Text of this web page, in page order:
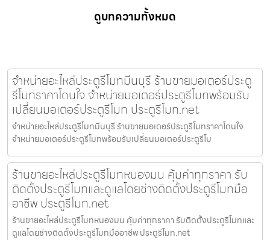
ดูบทความทั้งหมด
จำหน่ายอะไหล่ประตูรีโมทมีนบุรี ร้านขายมอเตอร์ประตู
รีโมทราคาโดนใจ จำหน่ายมอเตอร์ประตูรีโมทพร้อมรับ
เปลี่ยนมอเตอร์ประตูรีโมท ประตูรีโมท.net
จำหน่ายอะไหล่ประตูรีโมทมีนบุรี ร้านขายมอเตอร์ประตูรีโมทราคาโดนใจ
จำหน่ายมอเตอร์ประตูรีโมทพร้อมรับเปลี่ยนมอเตอร์ประตูรีโม
ร้านขายอะไหล่ประตูรีโมทหนองมน คุ้มค่าทุกราคา รับ
ติดตั้งประตูรีโมทและดูแลโดยช่างติดตั้งประตูรีโมทมือ
อาชีพ ประตูรีโมท.net
ร้านขายอะไหล่ประตูรีโมทหนองมน คุ้มค่าทุกราคา รับติดตั้งประตูรีโมทและ
ดูแลโดยช่างติดตั้งประตูรีโมทมืออาชีพ ประตูรีโมท.net